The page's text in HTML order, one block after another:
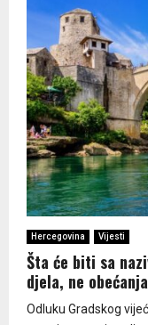
Hercegovina Vijesti
Šta će biti sa
djela, ne obećanja
Odluku Gradskog